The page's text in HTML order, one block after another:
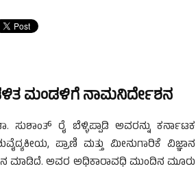
ಮಂಡಳಿಗೆ ನಾಮನಿರ್ದೇಶನ
ರೈ ಬೆಳ್ಳಿಪ್ಪಾಡಿ ಅವರನ್ನು ಕರ್ನಾಟಕ
ಪ್ರಾಣಿ ಮತ್ತು ಮೀನುಗಾರಿಕೆ ವಿಜ್ಞಾನ
ಅವರ ಅಧಿಕಾರಾವಧಿ ಮುಂದಿನ ಮೂರು